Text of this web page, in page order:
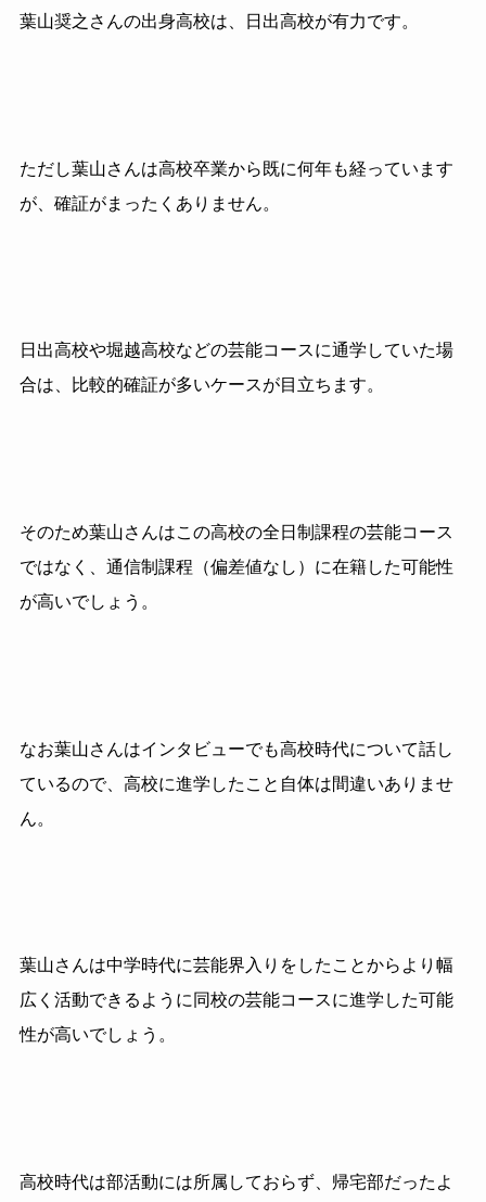
葉山奨之さんの出身高校は、日出高校が有力です。
ただし葉山さんは高校卒業から既に何年も経っています
が、確証がまったくありません。
日出高校や堀越高校などの芸能コースに通学していた場
合は、比較的確証が多いケースが目立ちます。
そのため葉山さんはこの高校の全日制課程の芸能コース
ではなく、通信制課程（偏差値なし）に在籍した可能性
が高いでしょう。
なお葉山さんはインタビューでも高校時代について話し
ているので、高校に進学したこと自体は間違いありませ
ん。
葉山さんは中学時代に芸能界入りをしたことからより幅
広く活動できるように同校の芸能コースに進学した可能
性が高いでしょう。
高校時代は部活動には所属しておらず、帰宅部だったよ